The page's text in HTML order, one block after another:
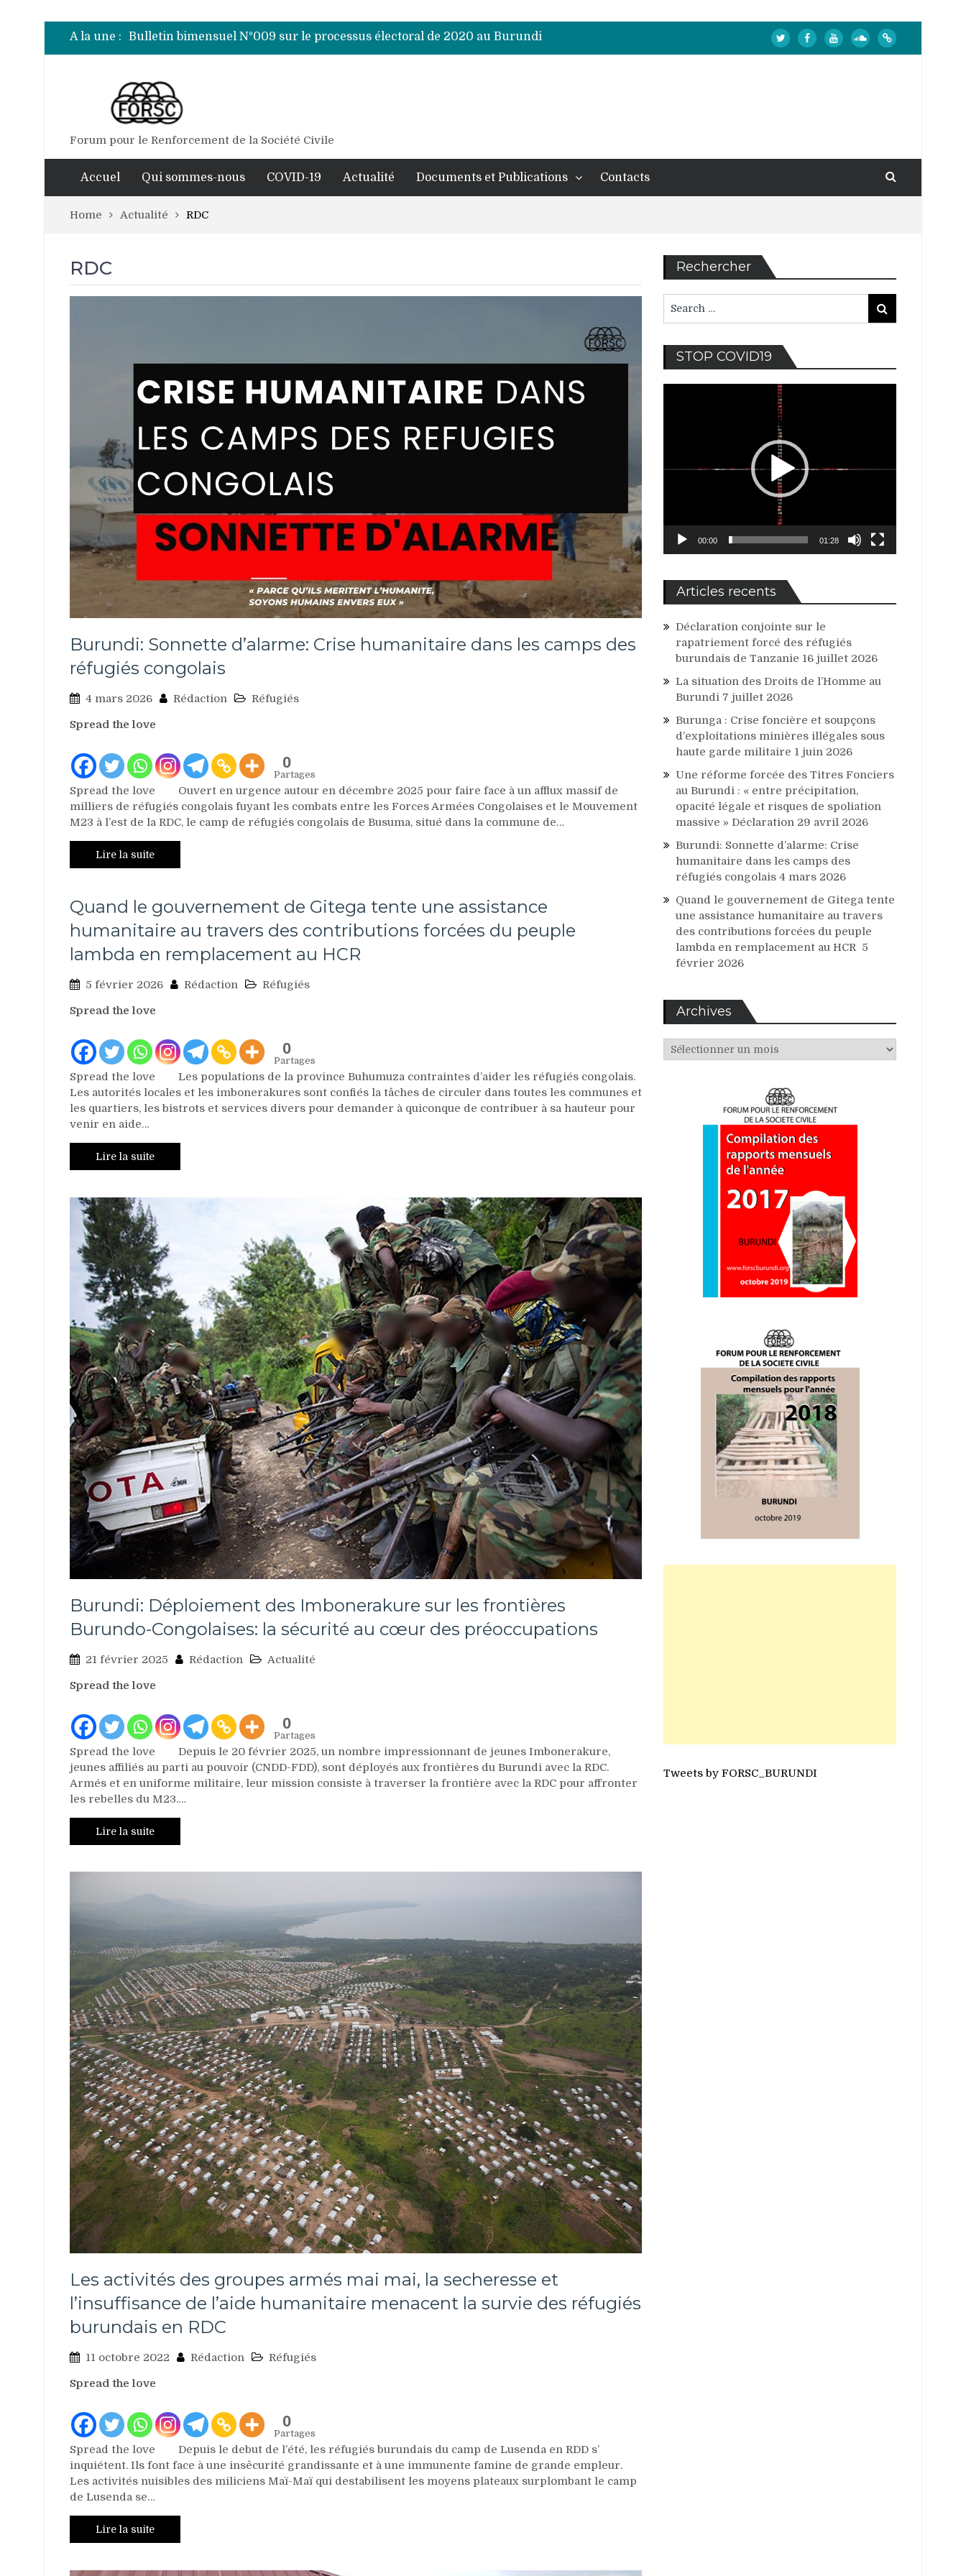
A la une :
Bulletin bimensuel N°010 sur le processus électoral de 2020 au Burundi
Bulletin bimensuel N°009 sur le processus électoral de 2020 au Burundi
Bulletin bimensuel N°008 sur le processus électoral de 2020 au Burundi
Bulletin bimensuel N° 012 sur le processus électoral de 2020 au Burundi
Forum pour le Renforcement de la Société Civile
Accuel Qui sommes-nous COVID-19 Actualité Documents et Publications Contacts
Home Actualité RDC
RDC
Burundi: Sonnette d’alarme: Crise humanitaire dans les camps des
réfugiés congolais
4 mars 2026 Rédaction
Réfugiés
Spread the love
0
Partages
Spread the love Ouvert en urgence autour en décembre 2025 pour faire face à un afflux massif de
milliers de réfugiés congolais fuyant les combats entre les Forces Armées Congolaises et le Mouvement
M23 à l’est de la RDC, le camp de réfugiés congolais de Busuma, situé dans la commune de…
Lire la suite
Quand le gouvernement de Gitega tente une assistance
humanitaire au travers des contributions forcées du peuple
lambda en remplacement au HCR
5 février 2026 Rédaction
Réfugiés
Spread the love
0
Partages
Spread the love Les populations de la province Buhumuza contraintes d’aider les réfugiés congolais.
Les autorités locales et les imbonerakures sont confiés la tâches de circuler dans toutes les communes et
les quartiers, les bistrots et services divers pour demander à quiconque de contribuer à sa hauteur pour
venir en aide…
Lire la suite
Burundi: Déploiement des Imbonerakure sur les frontières
Burundo-Congolaises: la sécurité au cœur des préoccupations
21 février 2025 Rédaction
Actualité
Spread the love
0
Partages
Spread the love Depuis le 20 février 2025, un nombre impressionnant de jeunes Imbonerakure,
jeunes affiliés au parti au pouvoir (CNDD-FDD), sont déployés aux frontières du Burundi avec la RDC.
Armés et en uniforme militaire, leur mission consiste à traverser la frontière avec la RDC pour affronter
les rebelles du M23.…
Lire la suite
Les activités des groupes armés mai mai, la secheresse et
l’insuffisance de l’aide humanitaire menacent la survie des réfugiés
burundais en RDC
11 octobre 2022 Rédaction
Réfugiés
Spread the love
0
Partages
Spread the love Depuis le debut de l’été, les réfugiés burundais du camp de Lusenda en RDD s’
inquiétent. Ils font face à une insêcurité grandissante et à une immunente famine de grande empleur.
Les activités nuisibles des miliciens Maï-Maï qui destabilisent les moyens plateaux surplombant le camp
de Lusenda se…
Lire la suite
Rechercher
for:
Search
STOP COVID19
vidéo
00:00 01:28
Articles recents
Déclaration conjointe sur le
rapatriement forcé des réfugiés
burundais de Tanzanie 16 juillet 2026
La situation des Droits de l’Homme au
Burundi 7 juillet 2026
Burunga : Crise foncière et soupçons
d’exploitations minières illégales sous
haute garde militaire 1 juin 2026
Une réforme forcée des Titres Fonciers
au Burundi : « entre précipitation,
opacité légale et risques de spoliation
massive » Déclaration 29 avril 2026
Burundi: Sonnette d’alarme: Crise
humanitaire dans les camps des
réfugiés congolais 4 mars 2026
Quand le gouvernement de Gitega tente
une assistance humanitaire au travers
des contributions forcées du peuple
lambda en remplacement au HCR 5
février 2026
Archives
Archives
Tweets by FORSC_BURUNDI